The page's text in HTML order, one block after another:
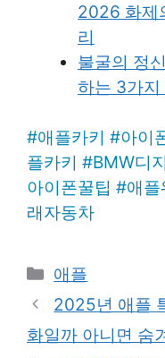
2026 화제
리
불굴의 정
하는 3가지
#애플카키 #아이
플카키 #BMW디
아이폰꿀팁 #애플
래자동차
Categories
애플
2025년 애플
화일까 아니면 숨